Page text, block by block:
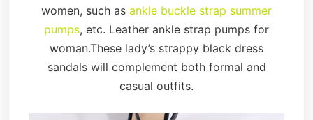
women, such as ankle buckle strap summer
pumps, etc. Leather ankle strap pumps for
woman.These lady’s strappy black dress
sandals will complement both formal and
casual outfits.